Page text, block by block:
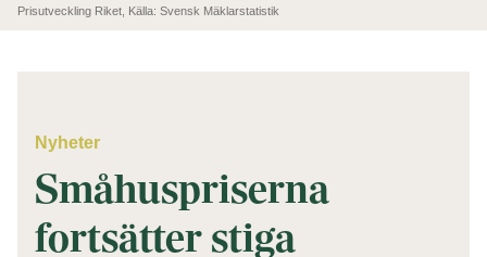
Prisutveckling Riket, Källa: Svensk Mäklarstatistik
ANNONS
Nyheter
Småhuspriserna
fortsätter stiga